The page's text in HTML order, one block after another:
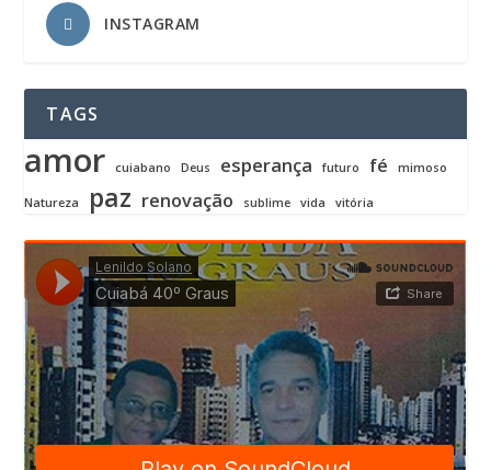
INSTAGRAM
TAGS
amor cuiabano Deus esperança futuro fé mimoso
Natureza paz renovação sublime vida vitória